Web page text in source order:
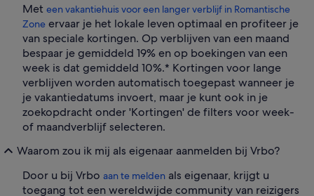
Met een vakantiehuis voor een langer verblijf in Romantische
Zone ervaar je het lokale leven optimaal en profiteer je
van speciale kortingen. Op verblijven van een maand
bespaar je gemiddeld 19% en op boekingen van een
week is dat gemiddeld 10%.* Kortingen voor lange
verblijven worden automatisch toegepast wanneer je
je vakantiedatums invoert, maar je kunt ook in je
zoekopdracht onder 'Kortingen' de filters voor week-
of maandverblijf selecteren.
Waarom zou ik mij als eigenaar aanmelden bij Vrbo?
Door u bij Vrbo aan te melden als eigenaar, krijgt u
toegang tot een wereldwijde community van reizigers